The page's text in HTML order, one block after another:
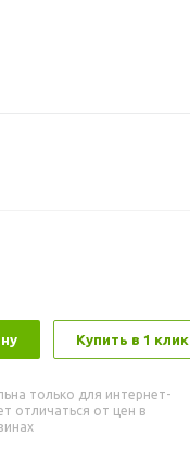
Купить в 1 клик
только для интернет-
отличаться от цен в